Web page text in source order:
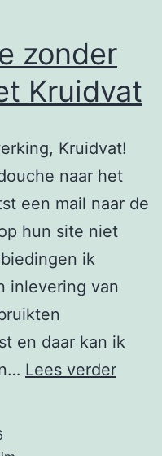
zonder
Kruidvat
Kruidvat!
naar het
een mail naar de
hun site niet
ik
inlevering van
en daar kan ik
Lees verder